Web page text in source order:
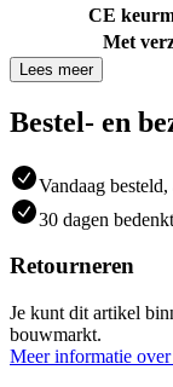
CE
Met
Lees meer
Bestel- en
Vandaag
30 dagen
Retourneren
Je kunt dit artikel
bouwmarkt.
Meer informatie